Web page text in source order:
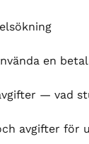
en
— vad
avgifter för